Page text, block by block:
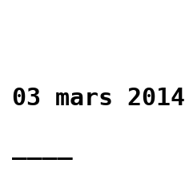
03 mars 2014